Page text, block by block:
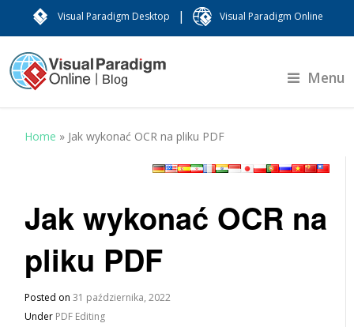
Visual Paradigm Desktop | Visual Paradigm Online
Menu
Home » Jak wykonać OCR na pliku PDF
Jak wykonać OCR na
pliku PDF
Posted on31 października, 2022
Under PDF Editing